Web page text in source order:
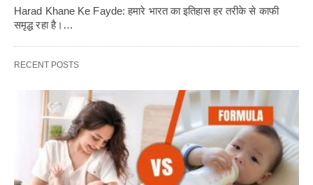
Harad Khane Ke Fayde: हमारे भारत का इतिहास हर तरीके से काफी
समृद्ध रहा है।…
RECENT POSTS